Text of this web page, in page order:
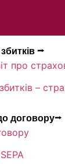
⭢
про
–
договору⭢